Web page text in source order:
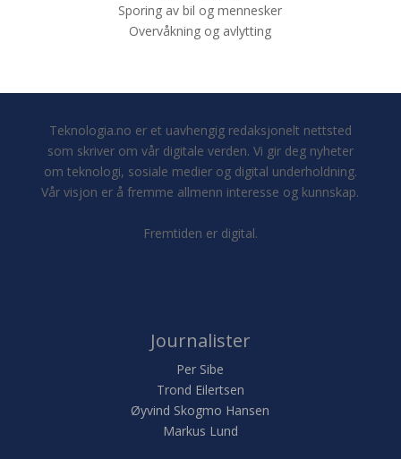
Sporing av bil og mennesker
Overvåkning og avlytting
Teknologia.no er et uavhengig redaksjonelt nettsted
som skriver om vår digitale verden. Vi gir deg nyheter
om teknologi, sosiale medier og digital underholdning.
Vår visjon er å fremme allmenn interesse og kunnskap.
Fremtiden er digital.
Journalister
Per Sibe
Trond Eilertsen
Øyvind Skogmo Hansen
Markus Lund